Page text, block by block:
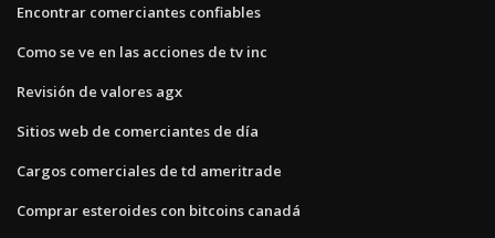
Encontrar comerciantes confiables
Como se ve en las acciones de tv inc
Revisión de valores agx
Sitios web de comerciantes de día
Cargos comerciales de td ameritrade
Comprar esteroides con bitcoins canadá